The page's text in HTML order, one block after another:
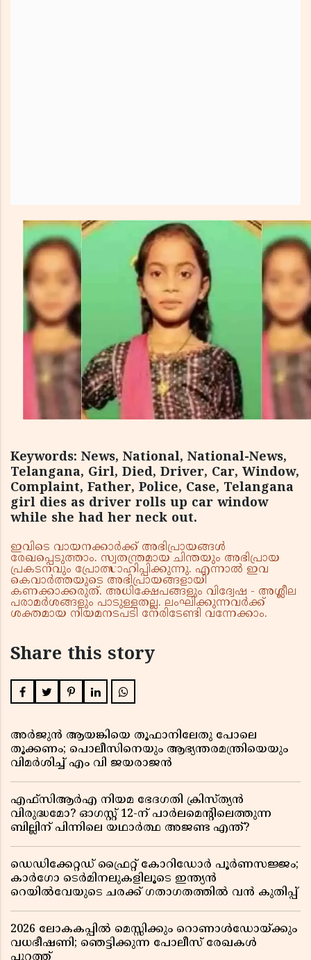
Keywords: News, National, National-News,
Telangana, Girl, Died, Driver, Car, Window,
Complaint, Father, Police, Case, Telangana
girl dies as driver rolls up car window
while she had her neck out.
ഇവിടെ വായനക്കാർക്ക് അഭിപ്രായങ്ങൾ
രേഖപ്പെടുത്താം. സ്വതന്ത്രമായ ചിന്തയും അഭിപ്രായ
പ്രകടനവും പ്രോത്സാഹിപ്പിക്കുന്നു. എന്നാൽ ഇവ
കെവാർത്തയുടെ അഭിപ്രായങ്ങളായി
കണക്കാക്കരുത്. അധിക്ഷേപങ്ങളും വിദ്വേഷ - അശ്ലീല
പരാമർശങ്ങളും പാടുള്ളതല്ല. ലംഘിക്കുന്നവർക്ക്
ശക്തമായ നിയമനടപടി നേരിടേണ്ടി വന്നേക്കാം.
Share this story
അർജുൻ ആയങ്കിയെ തൂഫാനിലേതു പോലെ
തൂക്കണം; പൊലീസിനെയും ആഭ്യന്തരമന്ത്രിയെയും
വിമർശിച്ച് എം വി ജയരാജൻ
എഫ്സിആർഎ നിയമ ഭേദഗതി ക്രിസ്ത്യൻ
വിരുദ്ധമോ? ഓഗസ്റ്റ് 12-ന് പാർലമെന്റിലെത്തുന്ന
ബില്ലിന് പിന്നിലെ യഥാർത്ഥ അജണ്ട എന്ത്?
ഡെഡിക്കേറ്റഡ് ഫ്രൈറ്റ് കോറിഡോർ പൂർണസജ്ജം;
കാർഗോ ടെർമിനലുകളിലൂടെ ഇന്ത്യൻ
റെയിൽവേയുടെ ചരക്ക് ഗതാഗതത്തിൽ വൻ കുതിപ്പ്
2026 ലോകകപ്പിൽ മെസ്സിക്കും റൊണാൾഡോയ്ക്കും
വധഭീഷണി; ഞെട്ടിക്കുന്ന പോലീസ് രേഖകൾ
പുറത്ത്